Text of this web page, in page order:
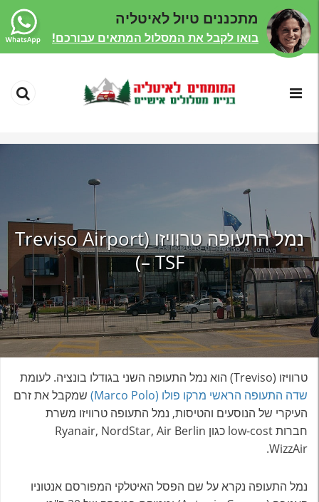
נמל התעופה טרוויזו (Treviso Airport
– TSF)
טרוויזו (Treviso) הוא נמל התעופה השני בגודלו בונציה. לעומת
שדה התעופה הראשי מרקו פולו (Marco Polo)
שמקבל את זרם
העיקרי של הנוסעים והטיסות, נמל התעופה טרוויזו משרת
חברות low-cost כגון Ryanair, NordStar, Air Berlin
WizzAir.
נמל התעופה נקרא על שם הפסל האיטלקי המפורסם אנטוניו
מתכננים טיול לאיטליה
בואו לקבל את המסלול המתאים עבורכם!